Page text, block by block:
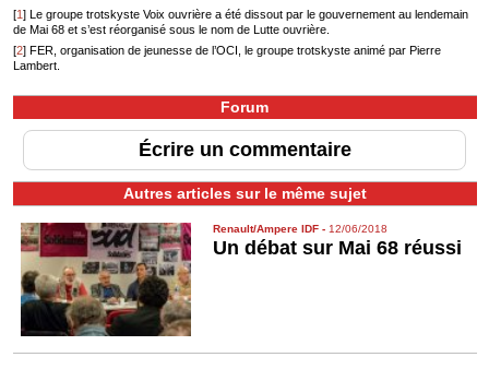
[1] Le groupe trotskyste Voix ouvrière a été dissout par le gouvernement au lendemain
de Mai 68 et s’est réorganisé sous le nom de Lutte ouvrière.
[2] FER, organisation de jeunesse de l’OCI, le groupe trotskyste animé par Pierre
Lambert.
Forum
Écrire un commentaire
Autres articles sur le même sujet
Renault/Ampere IDF - 12/06/2018
Un débat sur Mai 68 réussi